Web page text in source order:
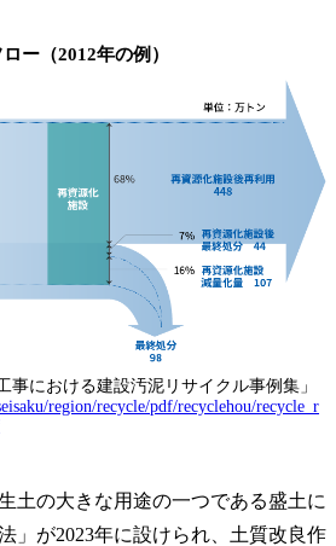
ー（2012年の例）
事における建設汚泥リサイクル事例集」
region/recycle/pdf/recyclehou/recycle_r
土の大きな用途の一つである盛土に
」が2023年に設けられ、土質改良作